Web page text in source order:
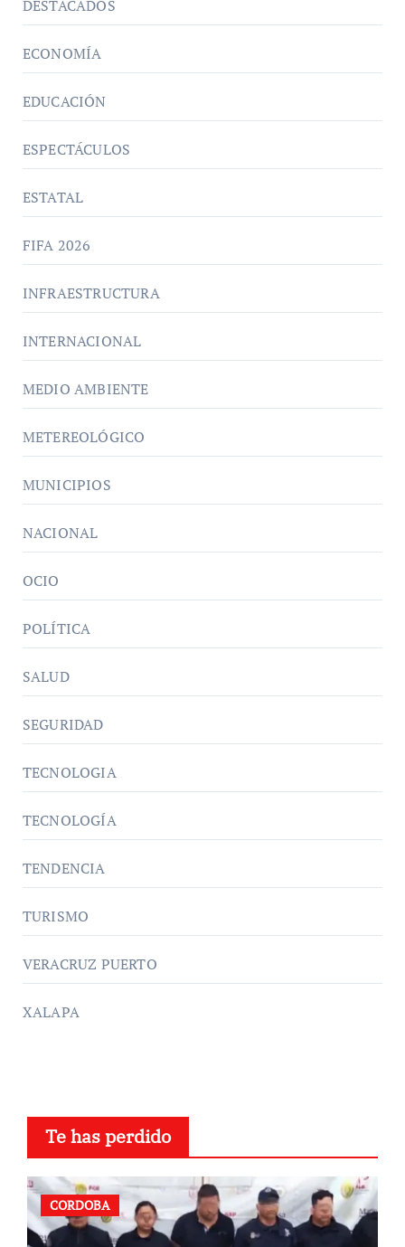
DESTACADOS
ECONOMÍA
EDUCACIÓN
ESPECTÁCULOS
ESTATAL
FIFA 2026
INFRAESTRUCTURA
INTERNACIONAL
MEDIO AMBIENTE
METEREOLÓGICO
MUNICIPIOS
NACIONAL
OCIO
POLÍTICA
SALUD
SEGURIDAD
TECNOLOGIA
TECNOLOGÍA
TENDENCIA
TURISMO
VERACRUZ PUERTO
XALAPA
Te has perdido
CORDOBA